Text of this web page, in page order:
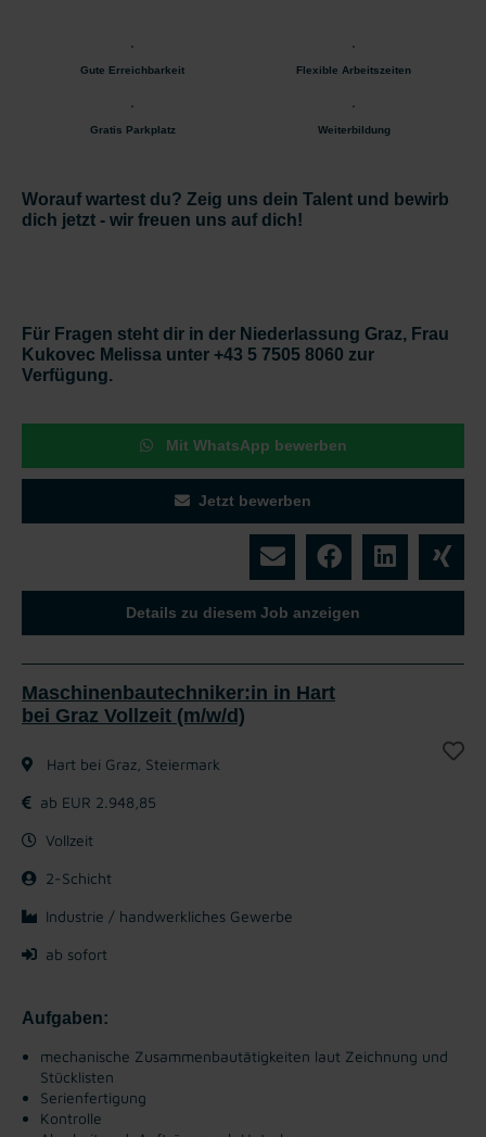
Gute Erreichbarkeit Flexible Arbeitszeiten
Gratis Parkplatz Weiterbildung
Worauf wartest du? Zeig uns dein Talent und bewirb
dich jetzt - wir freuen uns auf dich!
Für Fragen steht dir in der Niederlassung Graz, Frau
Kukovec Melissa unter +43 5 7505 8060 zur
Verfügung.
Mit WhatsApp bewerben
Jetzt bewerben
Details zu diesem Job anzeigen
Maschinenbautechniker:in in Hart
bei Graz Vollzeit (m/w/d)
Hart bei Graz, Steiermark
ab EUR 2.948,85
Vollzeit
2-Schicht
Industrie / handwerkliches Gewerbe
ab sofort
Aufgaben:
mechanische Zusammenbautätigkeiten laut Zeichnung und
Stücklisten
Serienfertigung
Kontrolle